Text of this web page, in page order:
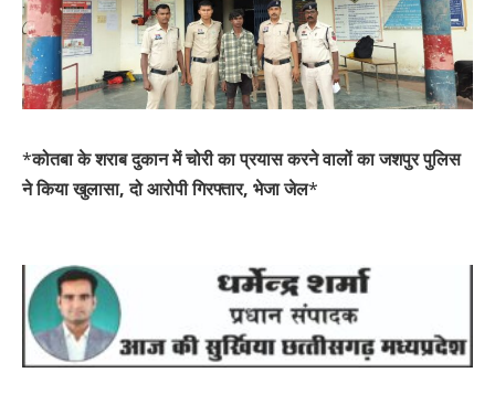
*कोतबा के शराब दुकान में चोरी का प्रयास करने वालों का जशपुर पुलिस
ने किया खुलासा, दो आरोपी गिरफ्तार, भेजा जेल*